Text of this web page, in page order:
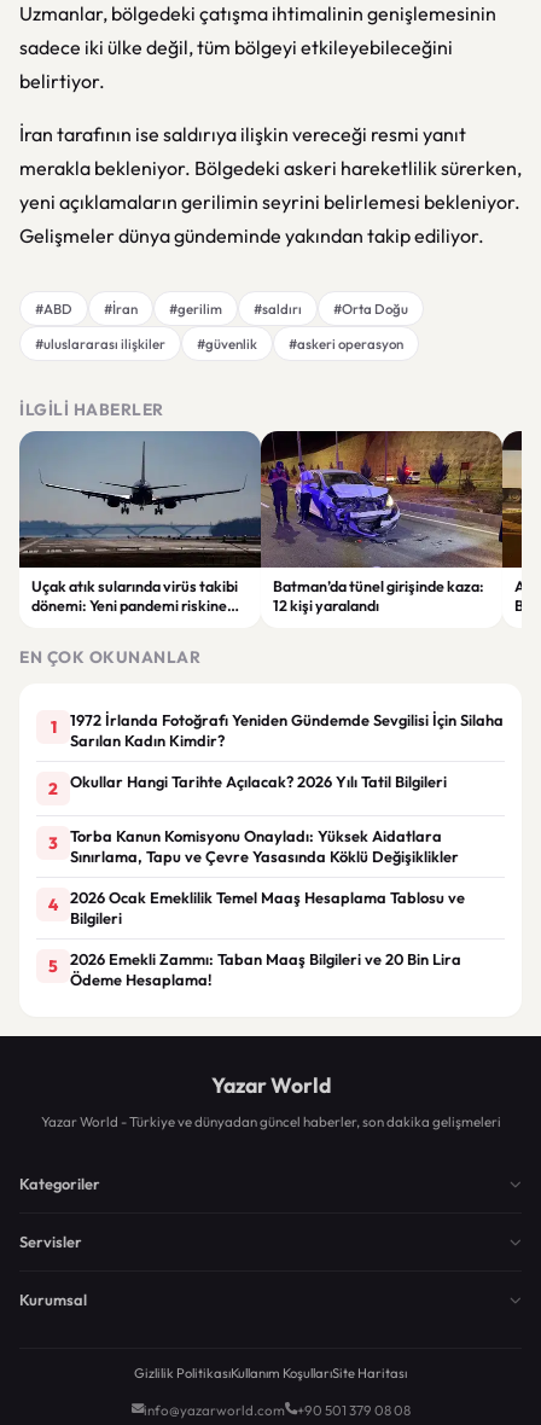
Uzmanlar, bölgedeki çatışma ihtimalinin genişlemesinin
sadece iki ülke değil, tüm bölgeyi etkileyebileceğini
belirtiyor.
İran tarafının ise saldırıya ilişkin vereceği resmi yanıt
merakla bekleniyor. Bölgedeki askeri hareketlilik sürerken,
yeni açıklamaların gerilimin seyrini belirlemesi bekleniyor.
Gelişmeler dünya gündeminde yakından takip ediliyor.
#ABD #İran #gerilim #saldırı
#Orta Doğu
#uluslararası ilişkiler
#güvenlik #askeri operasyon
İLGILI HABERLER
Uçak atık sularında virüs takibi
dönemi: Yeni pandemi riskine
Batman’da tünel girişinde kaza:
12 kişi yaralandı
EN ÇOK OKUNANLAR
1
1972 İrlanda Fotoğrafı Yeniden Gündemde Sevgilisi İçin Silaha
Sarılan Kadın Kimdir?
2 Okullar Hangi Tarihte Açılacak? 2026 Yılı Tatil Bilgileri
3
Torba Kanun Komisyonu Onayladı: Yüksek Aidatlara
Sınırlama, Tapu ve Çevre Yasasında Köklü Değişiklikler
4
2026 Ocak Emeklilik Temel Maaş Hesaplama Tablosu ve
Bilgileri
5
2026 Emekli Zammı: Taban Maaş Bilgileri ve 20 Bin Lira
Ödeme Hesaplama!
Yazar World
Yazar World - Türkiye ve dünyadan güncel haberler, son dakika gelişmeleri
Kategoriler
Servisler
Kurumsal
Gizlilik PolitikasıKullanım KoşullarıSite Haritası
info@yazarworld.com +90 501 379 08 08